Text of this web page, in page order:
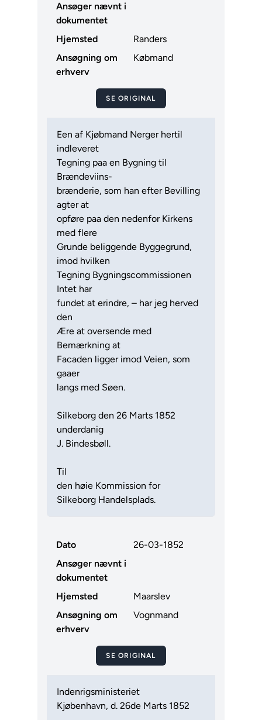
Ansøger nævnt i
dokumentet
Hjemsted
Randers
Ansøgning om
erhverv
Købmand
SE ORIGINAL
Een af Kjøbmand Nerger hertil
indleveret
Tegning paa en Bygning til
Brændeviins-
brænderie, som han efter Bevilling
agter at
opføre paa den nedenfor Kirkens
med flere
Grunde beliggende Byggegrund,
imod hvilken
Tegning Bygningscommissionen
Intet har
fundet at erindre, – har jeg herved
den
Ære at oversende med
Bemærkning at
Facaden ligger imod Veien, som
gaaer
langs med Søen.
Silkeborg den 26 Marts 1852
underdanig
J. Bindesbøll.
Til
den høie Kommission for
Silkeborg Handelsplads.
Dato
26-03-1852
Ansøger nævnt i
dokumentet
Hjemsted
Maarslev
Ansøgning om
erhverv
Vognmand
SE ORIGINAL
Indenrigsministeriet
Kjøbenhavn, d. 26de Marts 1852